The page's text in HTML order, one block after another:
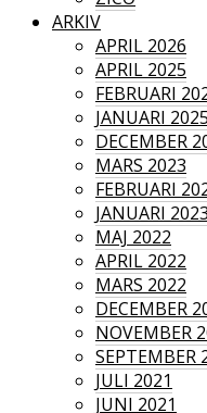
ARKIV
APRIL 2026
APRIL 2025
FEBRUARI
JANUARI 2025
DECEMBER
MARS 2023
FEBRUARI
JANUARI 2023
MAJ 2022
APRIL 2022
MARS 2022
DECEMBER
NOVEMBER
SEPTEMBER
JULI 2021
JUNI 2021